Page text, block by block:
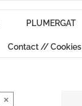
PLUMERGAT
Contact // Cookies
×